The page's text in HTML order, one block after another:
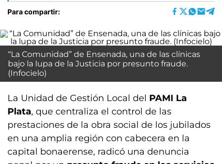
Para compartir:
“La Comunidad” de Ensenada, una de las clínicas
bajo la lupa de la Justicia por presunto fraude.
(Infocielo)
La Unidad de Gestión Local del PAMI La
Plata, que centraliza el control de las
prestaciones de la obra social de los jubilados
en una amplia región con cabecera en la
capital bonaerense, radicó una denuncia